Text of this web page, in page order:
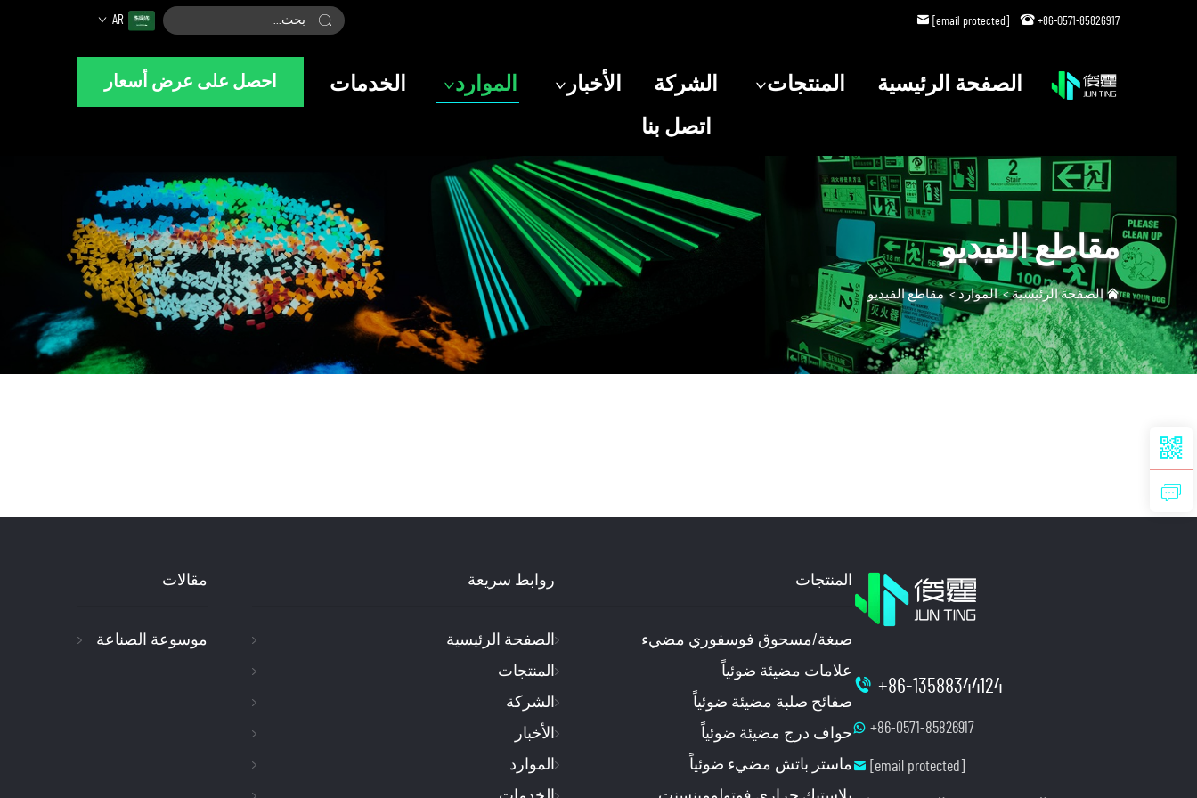
[email protected] +86-0571-85826917
AR
الصفحة الرئيسية المنتجات الشركة الأخبار الموارد
الخدمات
اتصل بنا
احصل على عرض أسعار
مقاطع الفيديو
الصفحة الرئيسية>الموارد>مقاطع الفيديو
+86-13588344124
+86-0571-85826917
[email protected]
المنتجات
صبغة/مسحوق فوسفوري مضيء
علامات مضيئة ضوئياً
صفائح صلبة مضيئة ضوئياً
حواف درج مضيئة ضوئياً
ماستر باتش مضيء ضوئياً
روابط سريعة
الصفحة الرئيسية
المنتجات
الشركة
الأخبار
الموارد
مقالات
موسوعة الصناعة